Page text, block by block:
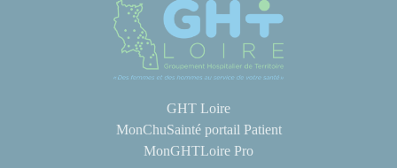
GHT Loire
MonChuSainté portail Patient
MonGHTLoire Pro